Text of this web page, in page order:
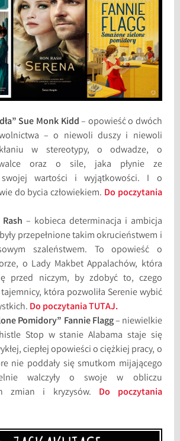
Sue Monk Kidd– opowieść o dwóch
– o niewoli duszy i niewoli
w stereotypy, o odwadze, o
oraz o sile, jaka płynie ze
swojej wartości i wyjątkowości. I o
do bycia człowiekiem. Do poczytania
– kobieca determinacja i ambicja
przepełnione takim okrucieństwem i
szaleństwem. To opowieść o
o Lady Makbet Appalachów, która
przed niczym, by zdobyć to, czego
która pozwoliła Serenie wybić
Do poczytania TUTAJ.
Pomidory” Fannie Flagg– niewielkie
Stop w stanie Alabama staje się
ciepłej opowieści o ciężkiej pracy, o
nie poddały się smutkom mijającego
walczyły o swoje w obliczu
zmian i kryzysów. Do poczytania